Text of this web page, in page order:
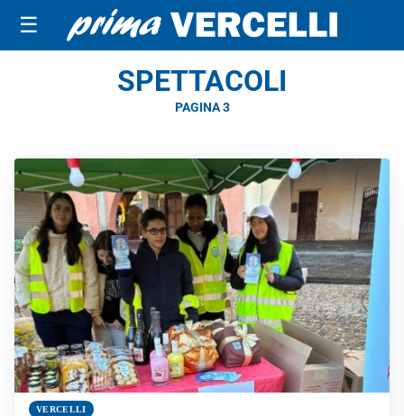
☰
SPETTACOLI
PAGINA 3
VERCELLI